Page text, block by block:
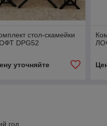
стол-скамейки
DPG52
уточняйте
год